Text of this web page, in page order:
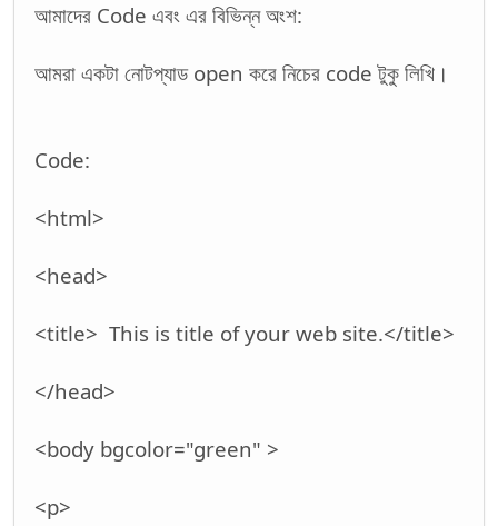
আমাদের Code এবং এর বিভিন্ন অংশ:
আমরা একটা নোটপ্যাড open করে নিচের code টুকু লিখি।
Code:
<html>
<head>
<title> This is title of your web site.</title>
</head>
<body bgcolor="green" >
<p>